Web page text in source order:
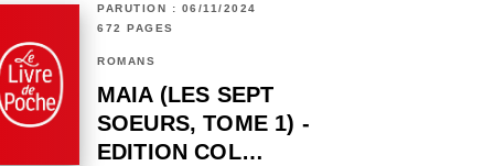
PARUTION : 06/11/2024
672 PAGES
ROMANS
MAIA (LES SEPT
SOEURS, TOME 1) -
EDITION COL…